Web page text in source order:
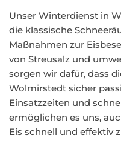
Unser Winterdienst in
die klassische
Maßnahmen zur
von Streusalz und
sorgen wir dafür, dass
Wolmirstedt sicher
Einsatzzeiten und
ermöglichen es uns,
Eis schnell und effektiv